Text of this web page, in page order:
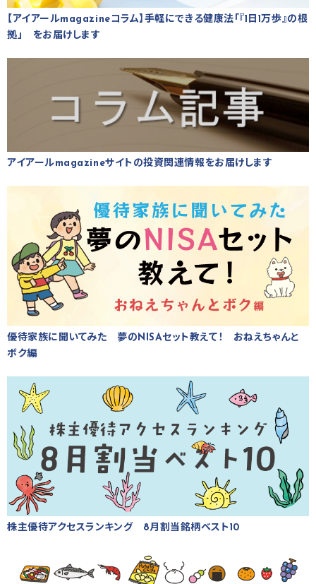
【アイアールmagazineコラム】手軽にできる健康法「『1日1万歩』の根
拠」 をお届けします
アイアールmagazineサイトの投資関連情報をお届けします
優待家族に聞いてみた 夢のNISAセット教えて！ おねえちゃんと
ボク編
株主優待アクセスランキング 8月割当銘柄ベスト10